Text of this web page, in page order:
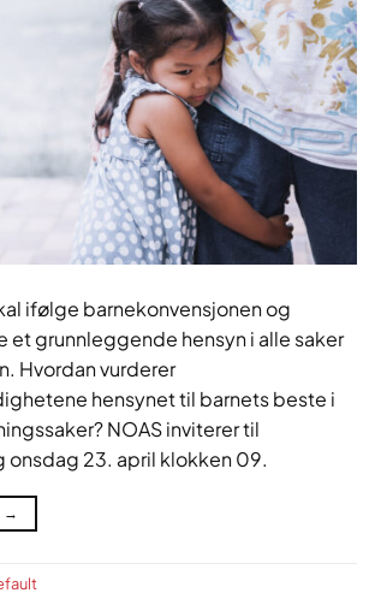
ifølge barnekonvensjonen og
et grunnleggende hensyn i alle saker
Hvordan vurderer
hensynet til barnets beste i
NOAS inviterer til
onsdag 23. april klokken 09.
→